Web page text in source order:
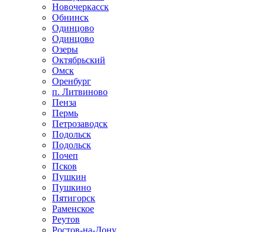
Новочеркасск
Обнинск
Одинцово
Одинцово
Озеры
Октябрьский
Омск
Оренбург
п. Литвиново
Пенза
Пермь
Петрозаводск
Подольск
Подольск
Почеп
Псков
Пушкин
Пушкино
Пятигорск
Раменское
Реутов
Ростов-на-Дону